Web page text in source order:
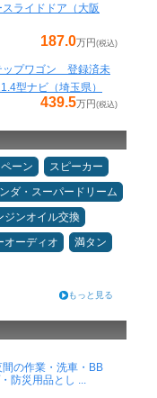
ライドドア（大阪
187.0万円(税込)
プワゴン 登録済未
型ナビ（埼玉県）
439.5万円(税込)
ーン
スピーカー
ダ・スーパードリーム
ジンオイル交換
オーディオ
満タン
もっと見る
の作業・洗車・BB
防災用品とし ...